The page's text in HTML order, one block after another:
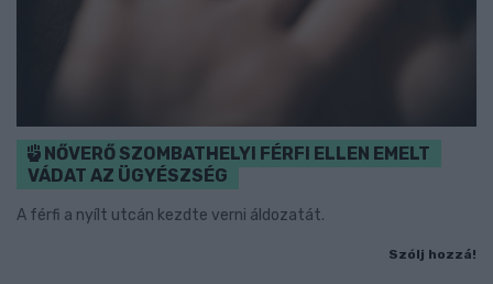
NŐVERŐ SZOMBATHELYI FÉRFI ELLEN EMELT
VÁDAT AZ ÜGYÉSZSÉG
A férfi a nyílt utcán kezdte verni áldozatát.
Szólj hozzá!